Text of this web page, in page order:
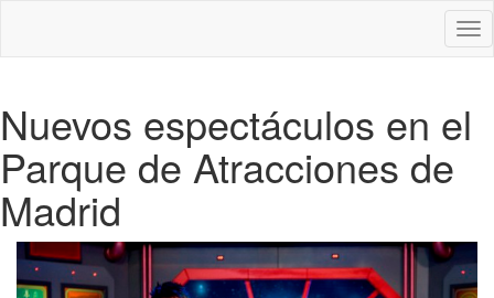
Nuevos espectáculos en el
Parque de Atracciones de
Madrid